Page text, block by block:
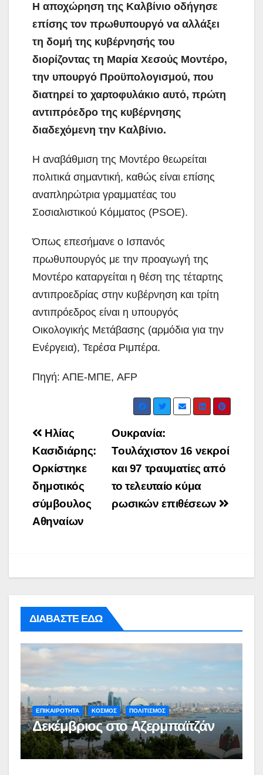
Η αποχώρηση της Καλβίνιο οδήγησε
επίσης τον πρωθυπουργό να αλλάξει
τη δομή της κυβέρνησής του
διορίζοντας τη Μαρία Χεσούς Μοντέρο,
την υπουργό Προϋπολογισμού, που
διατηρεί το χαρτοφυλάκιο αυτό, πρώτη
αντιπρόεδρο της κυβέρνησης
διαδεχόμενη την Καλβίνιο.
Η αναβάθμιση της Μοντέρο θεωρείται
πολιτικά σημαντική, καθώς είναι επίσης
αναπληρώτρια γραμματέας του
Σοσιαλιστικού Κόμματος (PSOE).
Όπως επεσήμανε ο Ισπανός
πρωθυπουργός με την προαγωγή της
Μοντέρο καταργείται η θέση της τέταρτης
αντιπροεδρίας στην κυβέρνηση και τρίτη
αντιπρόεδρος είναι η υπουργός
Οικολογικής Μετάβασης (αρμόδια για την
Ενέργεια), Τερέσα Ριμπέρα.
Πηγή: ΑΠΕ-ΜΠΕ, AFP
Post
navigation
Ουκρανία:
Τουλάχιστον 16 νεκροί
και 97 τραυματίες από
το τελευταίο κύμα
ρωσικών επιθέσεων
Ηλίας
Κασιδιάρης:
Ορκίστηκε
δημοτικός
σύμβουλος
Αθηναίων
ΔΙΑΒΑΣΤΕ ΕΔΩ
ΕΠΙΚΑΙΡΟΤΗΤΑ ΚΟΣΜΟΣ ΠΟΛΙΤΙΣΜΟΣ
Δεκέμβριος στο Αζερμπαϊτζάν